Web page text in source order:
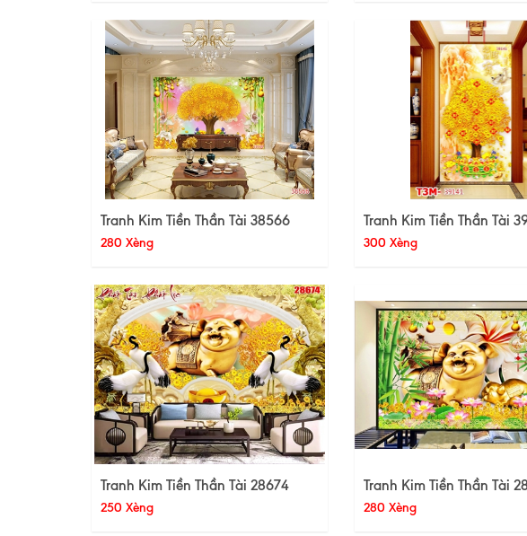
Tranh Kim Tiền Thần Tài 38566
280 Xèng
Tranh Kim Tiền Thần Tài
300 Xèng
Tranh Kim Tiền Thần Tài 28674
250 Xèng
Tranh Kim Tiền Thần Tài
280 Xèng